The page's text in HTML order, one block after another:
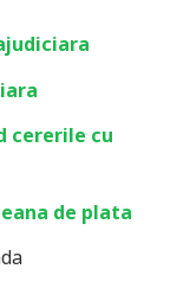
cererile cu
de plata